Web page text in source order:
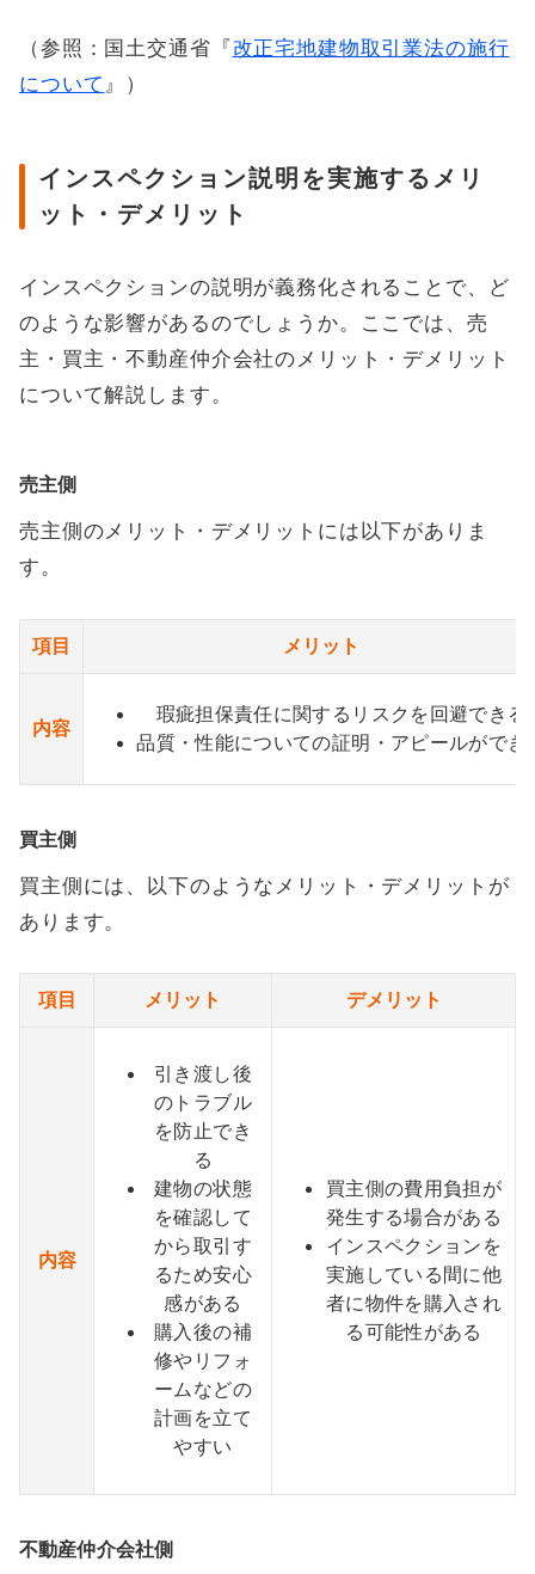
（参照：国土交通省『改正宅地建物取引業法の施行
について 』）
インスペクション説明を実施するメリ
ット・デメリット
インスペクションの説明が義務化されることで、ど
のような影響があるのでしょうか。ここでは、売
主・買主・不動産仲介会社のメリット・デメリット
について解説します。
売主側
売主側のメリット・デメリットには以下がありま
す。
項目 メリット
内容
瑕疵担保責任に関するリスクを回避できる
品質・性能についての証明・アピールができ
買主側
買主側には、以下のようなメリット・デメリットが
あります。
項目 メリット デメリット
内容
引き渡し後
のトラブル
を防止でき
る
建物の状態
を確認して
から取引す
るため安心
感がある
購入後の補
修やリフォ
ームなどの
計画を立て
やすい
買主側の費用負担が
発生する場合がある
インスペクションを
実施している間に他
者に物件を購入され
る可能性がある
不動産仲介会社側